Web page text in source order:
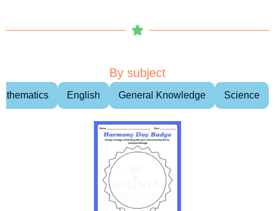
By subject
English General Knowledge Science